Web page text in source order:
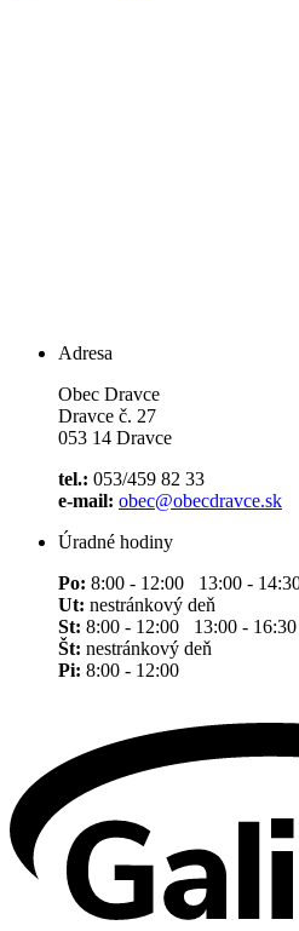
Adresa
Obec Dravce
Dravce č. 27
053 14 Dravce
tel.: 053/459 82 33
e-mail: obec@obecdravce.sk
Úradné hodiny
Po: 8:00 - 12:00 13:00 -
Ut: nestránkový deň
St: 8:00 - 12:00 13:00 - 16:30
Št: nestránkový deň
Pi: 8:00 - 12:00